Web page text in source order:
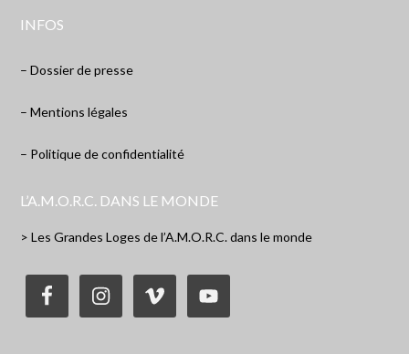
INFOS
– Dossier de presse
– Mentions légales
– Politique de confidentialité
L’A.M.O.R.C. DANS LE MONDE
> Les Grandes Loges de l’A.M.O.R.C. dans le monde